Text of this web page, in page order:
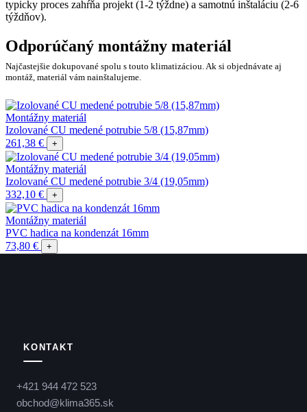
typicky proces zahŕňa projekt (1-2 týždne) a samotnú inštaláciu (2-6
týždňov).
Odporúčaný montážny materiál
Najčastejšie dokupované spolu s touto klimatizáciou. Ak si objednávate aj
montáž, materiál vám nainštalujeme.
Montážny materiál
Izolované CU medené potrubie 5/8 (15,87mm)
261,38 €
+
Montážny materiál
Izolované CU medené potrubie 3/4 (19,05mm)
332,10 €
+
Montážny materiál
PVC hadica na kondenzát 16mm
73,80 €
+
KONTAKT
+421 944 472 523
obchod@klima365.sk